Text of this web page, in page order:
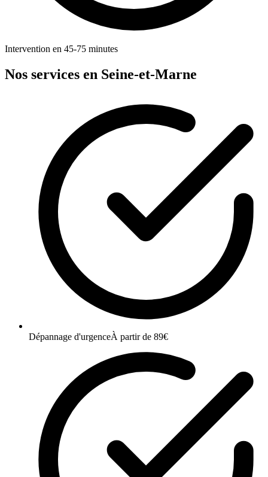
Intervention en 45-75 minutes
Nos services en Seine-et-Marne
Dépannage d'urgenceÀ partir de 89€